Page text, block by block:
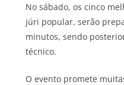
No sábado, os cinco
júri popular, serão
minutos, sendo
técnico.
O evento promete